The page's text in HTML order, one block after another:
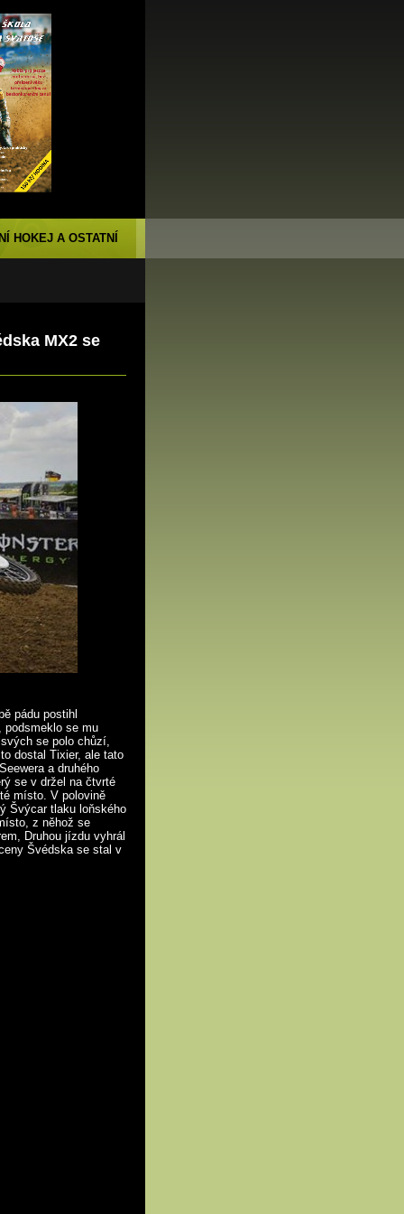
MX2 se
pádu postihl
podsmeklo se mu
se polo chůzí,
dostal Tixier, ale tato
a druhého
se v držel na čtvrté
místo. V polovině
Švýcar tlaku loňského
z něhož se
Druhou jízdu vyhrál
Švédska se stal v
HOKEJ A OSTATNÍ